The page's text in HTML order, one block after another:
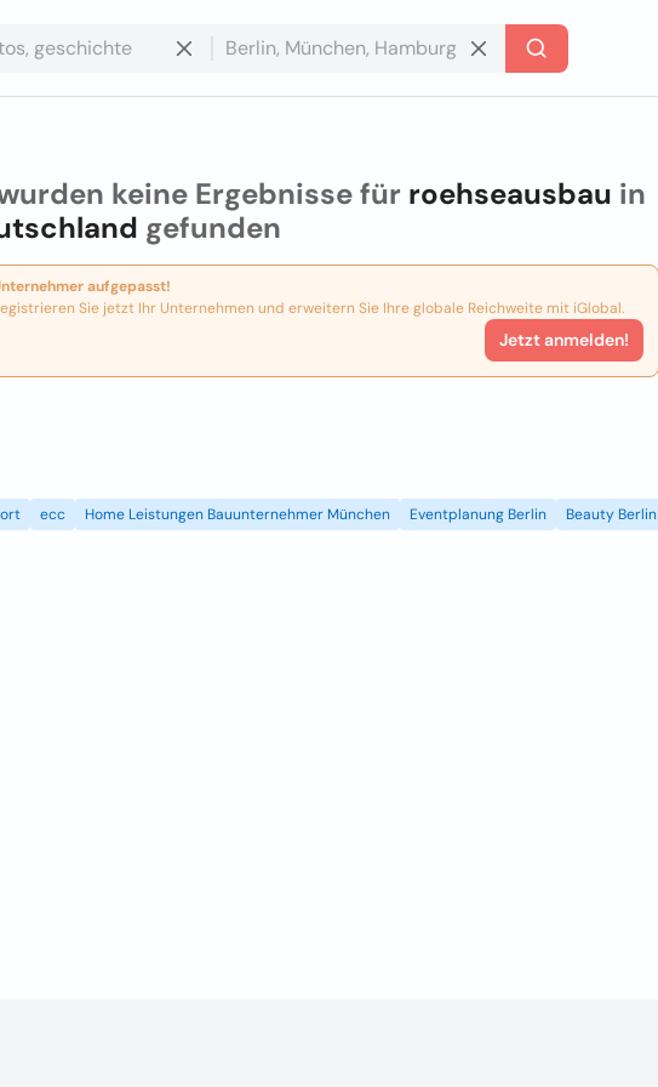
keine Ergebnisse für roehseausbau in
gefunden
aufgepasst!
Sie jetzt Ihr Unternehmen und erweitern Sie Ihre globale Reichweite mit iGlobal.
Jetzt anmelden!
ecc Home Leistungen Bauunternehmer München Eventplanung Berlin Beauty Berlin